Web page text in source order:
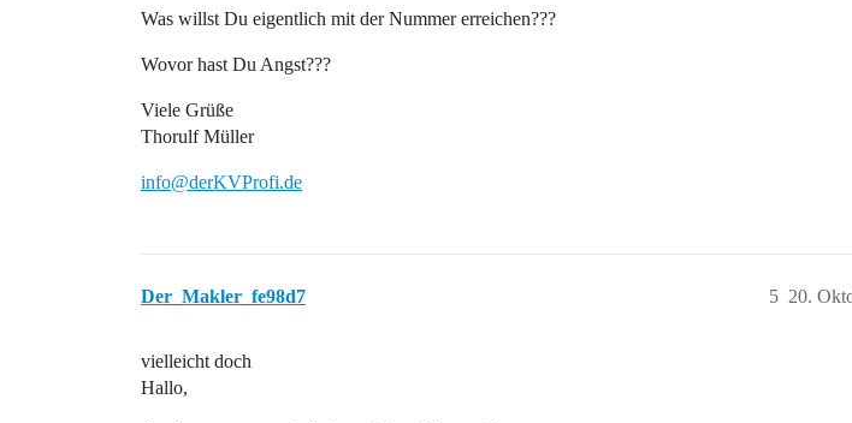
Was willst Du eigentlich mit der Nummer erreichen???
Wovor hast Du Angst???
Viele Grüße
Thorulf Müller
info@derKVProfi.de
Der_Makler_fe98d7 20.
5
vielleicht doch
Hallo,